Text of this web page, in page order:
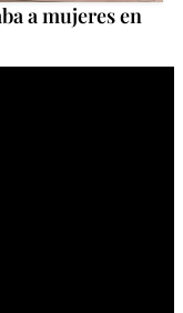
a mujeres en